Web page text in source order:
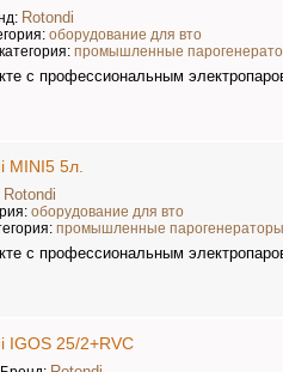
Rotondi
оборудование для вто
промышленные
с профессиональным
MINI5 5л.
Rotondi
оборудование для вто
промышленные парогенераторы
с профессиональным
IGOS 25/2+RVC